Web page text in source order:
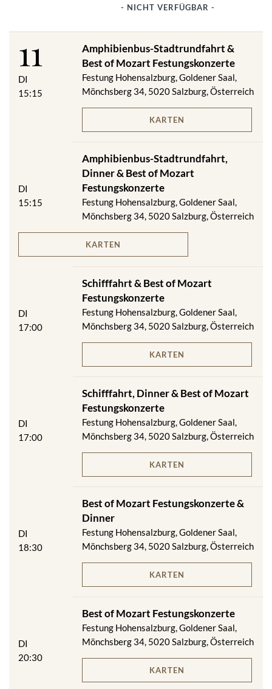
- NICHT VERFÜGBAR -
11
DI
15:15
Amphibienbus-Stadtrundfahrt &
Best of Mozart Festungskonzerte
Festung Hohensalzburg, Goldener Saal,
Mönchsberg 34, 5020 Salzburg, Österreich
KARTEN
DI
15:15
Amphibienbus-Stadtrundfahrt,
Dinner & Best of Mozart
Festungskonzerte
Festung Hohensalzburg, Goldener Saal,
Mönchsberg 34, 5020 Salzburg, Österreich
KARTEN
DI
17:00
Schifffahrt & Best of Mozart
Festungskonzerte
Festung Hohensalzburg, Goldener Saal,
Mönchsberg 34, 5020 Salzburg, Österreich
KARTEN
DI
17:00
Schifffahrt, Dinner & Best of Mozart
Festungskonzerte
Festung Hohensalzburg, Goldener Saal,
Mönchsberg 34, 5020 Salzburg, Österreich
KARTEN
DI
18:30
Best of Mozart Festungskonzerte &
Dinner
Festung Hohensalzburg, Goldener Saal,
Mönchsberg 34, 5020 Salzburg, Österreich
KARTEN
DI
20:30
Best of Mozart Festungskonzerte
Festung Hohensalzburg, Goldener Saal,
Mönchsberg 34, 5020 Salzburg, Österreich
KARTEN